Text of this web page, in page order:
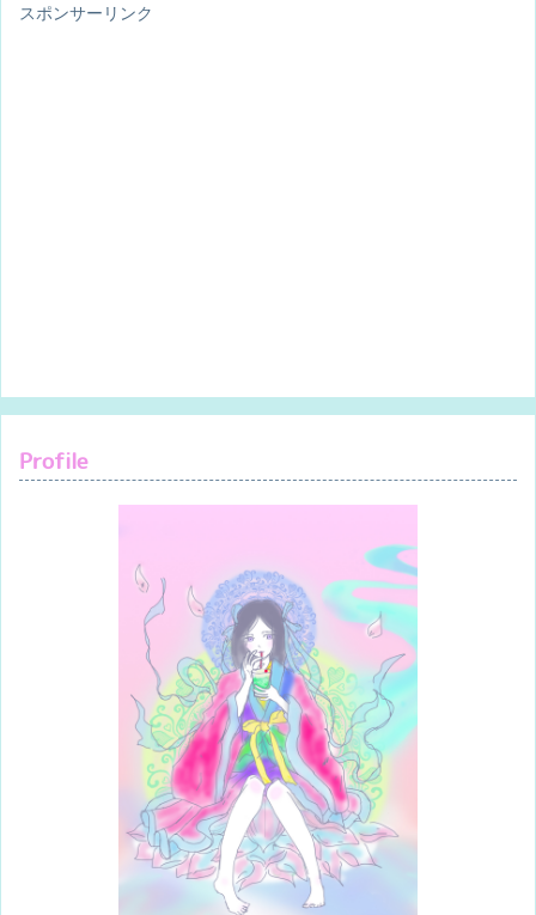
スポンサーリンク
Profile